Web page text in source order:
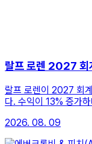
랄프 로렌 2027 회
랄프 로렌이 2027 회
다. 수익이 13% 증가
2026. 08. 09